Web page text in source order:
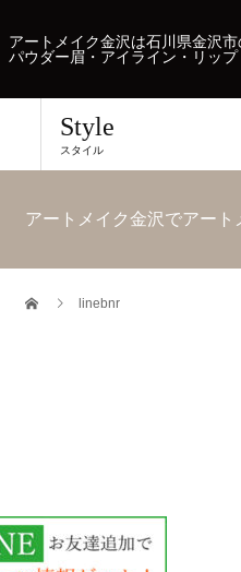
アートメイク金沢は石川県金沢
パウダー眉・アイライン・リッ
Style
スタイル
アートメイク金沢でアー
linebnr